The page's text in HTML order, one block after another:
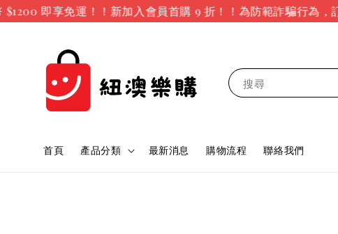
即享免運！！新加入會員首購 9 折！！ 為防範詐騙行為，訂
搜尋
首頁 產品分類 最新消息 購物流程 聯絡我們